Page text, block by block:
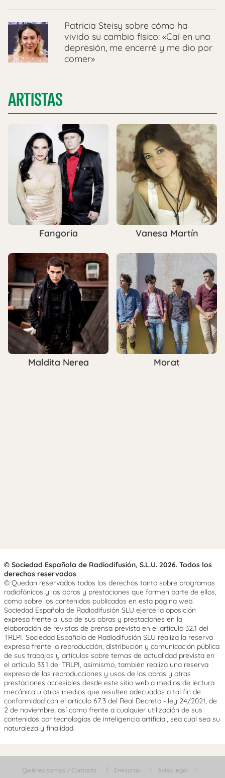
Patricia Steisy sobre cómo ha
vivido su cambio físico: «Caí en una
depresión, me encerré y me dio por
comer»
ARTISTAS
Fangoria Vanesa Martín
Maldita Nerea Morat
© Sociedad Española de Radiodifusión, S.L.U. 2026. Todos los
derechos reservados
© Quedan reservados todos los derechos tanto sobre programas
radiofónicos y las obras y prestaciones que formen parte de ellos,
como sobre los contenidos publicados en esta página web.
Sociedad Española de Radiodifusión SLU ejerce la oposición
expresa frente al uso de sus obras y prestaciones en la
elaboración de revistas de prensa prevista en el artículo 32.1 del
TRLPI. Sociedad Española de Radiodifusión SLU realiza la reserva
expresa frente la reproducción, distribución y comunicación pública
de sus trabajos y artículos sobre temas de actualidad prevista en
el artículo 33.1 del TRLPI, asimismo, también realiza una reserva
expresa de las reproducciones y usos de las obras y otras
prestaciones accesibles desde este sitio web a medios de lectura
mecánica u otros medios que resulten adecuados a tal fin de
conformidad con el artículo 67.3 del Real Decreto - ley 24/2021, de
2 de noviembre, así como frente a cualquier utilización de sus
contenidos por tecnologías de inteligencia artificial, sea cual sea su
naturaleza y finalidad.
Quiénes somos / Contacta Emisoras Aviso legal